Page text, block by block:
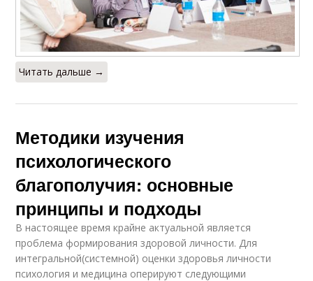
Читать дальше →
Методики изучения
психологического
благополучия: основные
принципы и подходы
В настоящее время крайне актуальной является
проблема формирования здоровой личности. Для
интегральной(системной) оценки здоровья личности
психология и медицина оперируют следующими